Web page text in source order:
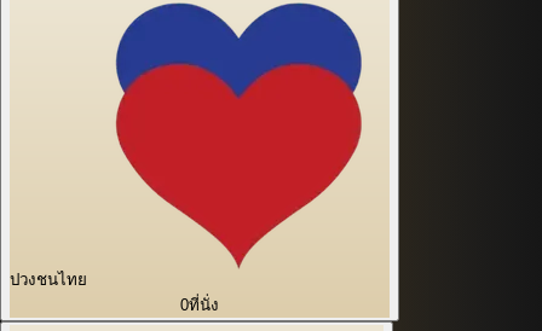
ปวงชนไทย
0ที่นั่ง